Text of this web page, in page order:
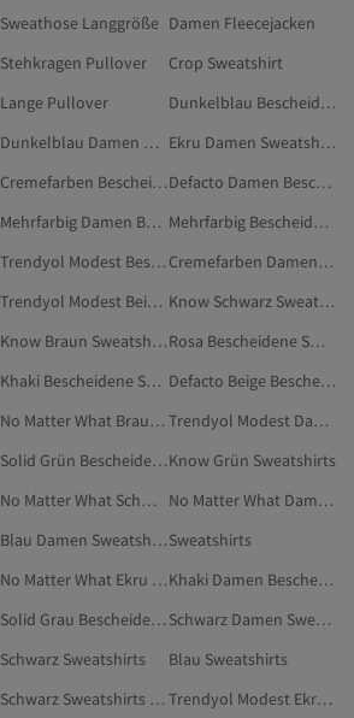
Sweathose Langgröße Damen Fleecejacken
Stehkragen Pullover
Crop Sweatshirt
Lange Pullover
Dunkelblau Bescheidene Sweatshirts
Dunkelblau Damen Bescheidene Sweatshirts
Ekru Damen Sweatshirts
Cremefarben Bescheidene Sweatshirts
Defacto Damen Bescheidene Sweatshirts
Mehrfarbig Damen Bescheidene Sweatshirts
Mehrfarbig Bescheidene Sweatshirts
Trendyol Modest Bescheidene Sweatshirts
Cremefarben Damen Bescheidene Sweatshirts
Trendyol Modest Beige Bescheidene Sweatshirts
Know Schwarz Sweatshirts
Know Braun Sweatshirts
Rosa Bescheidene Sweatshirts
Khaki Bescheidene Sweatshirts
Defacto Beige Bescheidene Sweatshirts
No Matter What Braun Bescheidene Sweatshirts
Trendyol Modest Damen Bescheidene Sweatshirts
Solid Grün Bescheidene SweatshirtsKnow Grün Sweatshirts
No Matter What Schwarz Bescheidene Sweatshirts
No Matter What Damen Bescheidene Sweatshirts
Blau Damen SweatshirtsSweatshirts
No Matter What Ekru Bescheidene Sweatshirts
Khaki Damen Bescheidene Sweatshirts
Solid Grau Bescheidene Sweatshirts
Schwarz Damen Sweatshirts
Schwarz Sweatshirts
Blau Sweatshirts
Schwarz Sweatshirts In Übergröße
Trendyol Modest Ekru Bescheidene Sweatshirts